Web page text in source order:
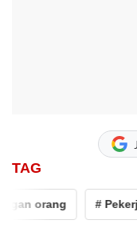
TAG
orang #